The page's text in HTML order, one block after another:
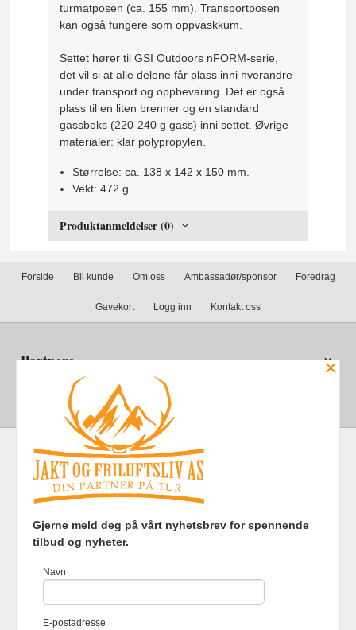
turmatposen (ca. 155 mm). Transportposen
kan også fungere som oppvaskkum.
Settet hører til GSI Outdoors nFORM-serie,
det vil si at alle delene får plass inni hverandre
under transport og oppbevaring. Det er også
plass til en liten brenner og en standard
gassboks (220-240 g gass) inni settet. Øvrige
materialer: klar polypropylen.
Størrelse: ca. 138 x 142 x 150 mm.
Vekt: 472 g.
Produktanmeldelser (0)
Forside Bli kunde Om oss Ambassadør/sponsor Foredrag
Gavekort Logg inn Kontakt oss
Partnere
Din konto
Frakt Kjøpsbetingelser Sikkerhet og personvern
Nyhetsbrev
Foretaksregisteret 920903363
du får en bedre kjøpsopplevelse og
×
Gjerne meld deg på vårt nyhetsbrev for spennende
tilbud og nyheter.
Navn
E-postadresse